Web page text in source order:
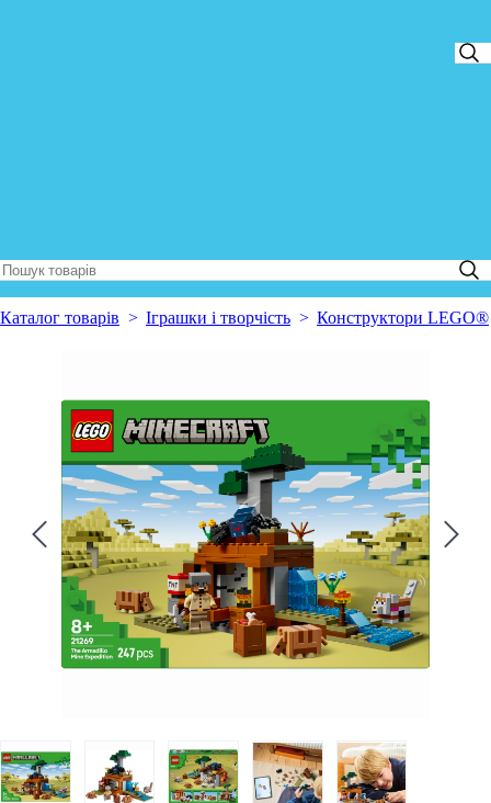
Каталог товарів Іграшки і творчість Конструктори LEGO®